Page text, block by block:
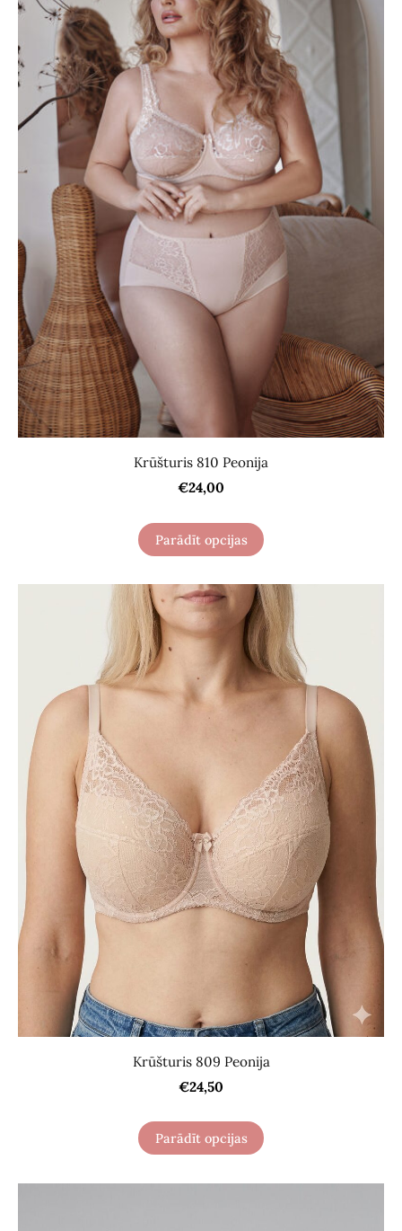
Krūšturis 810 Peonija
€24,00
Parādīt opcijas
Krūšturis 809 Peonija
€24,50
Parādīt opcijas